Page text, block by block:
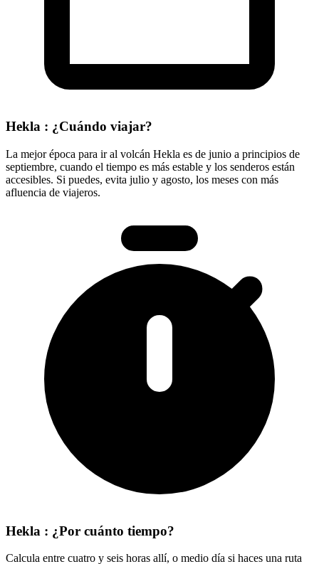
Hekla : ¿Cuándo viajar?
La mejor época para ir al volcán Hekla es de junio a principios de
septiembre, cuando el tiempo es más estable y los senderos están
accesibles. Si puedes, evita julio y agosto, los meses con más
afluencia de viajeros.
Hekla : ¿Por cuánto tiempo?
Calcula entre cuatro y seis horas allí, o medio día si haces una ruta